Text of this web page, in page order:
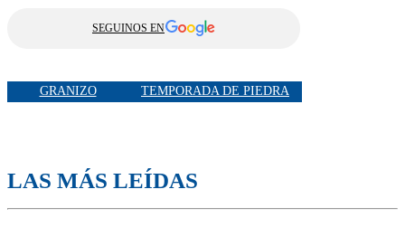
SEGUINOS EN
GRANIZO TEMPORADA DE PIEDRA
LAS MÁS LEÍDAS